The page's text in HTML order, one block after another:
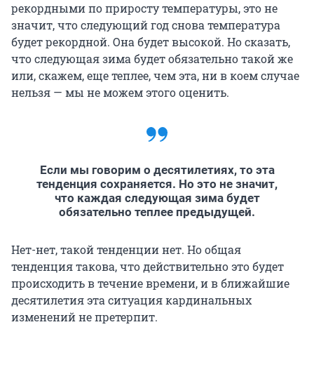
рекордными по приросту температуры, это не
значит, что следующий год снова температура
будет рекордной. Она будет высокой. Но сказать,
что следующая зима будет обязательно такой же
или, скажем, еще теплее, чем эта, ни в коем случае
нельзя — мы не можем этого оценить.
Если мы говорим о десятилетиях, то эта
тенденция сохраняется. Но это не значит,
что каждая следующая зима будет
обязательно теплее предыдущей.
Нет-нет, такой тенденции нет. Но общая
тенденция такова, что действительно это будет
происходить в течение времени, и в ближайшие
десятилетия эта ситуация кардинальных
изменений не претерпит.